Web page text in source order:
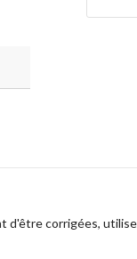
corrigées,